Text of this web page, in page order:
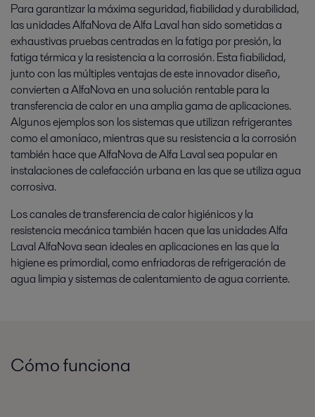
Para garantizar la máxima seguridad, fiabilidad y durabilidad,
las unidades AlfaNova de Alfa Laval han sido sometidas a
exhaustivas pruebas centradas en la fatiga por presión, la
fatiga térmica y la resistencia a la corrosión. Esta fiabilidad,
junto con las múltiples ventajas de este innovador diseño,
convierten a AlfaNova en una solución rentable para la
transferencia de calor en una amplia gama de aplicaciones.
Algunos ejemplos son los sistemas que utilizan refrigerantes
como el amoníaco, mientras que su resistencia a la corrosión
también hace que AlfaNova de Alfa Laval sea popular en
instalaciones de calefacción urbana en las que se utiliza agua
corrosiva.
Los canales de transferencia de calor higiénicos y la
resistencia mecánica también hacen que las unidades Alfa
Laval AlfaNova sean ideales en aplicaciones en las que la
higiene es primordial, como enfriadoras de refrigeración de
agua limpia y sistemas de calentamiento de agua corriente.
Cómo funciona